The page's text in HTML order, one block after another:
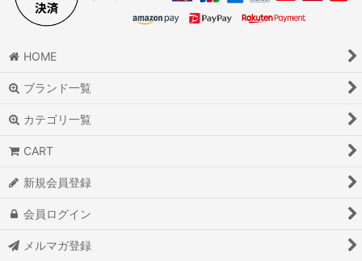
HOME
ブランド一覧
カテゴリ一覧
CART
新規会員登録
会員ログイン
メルマガ登録